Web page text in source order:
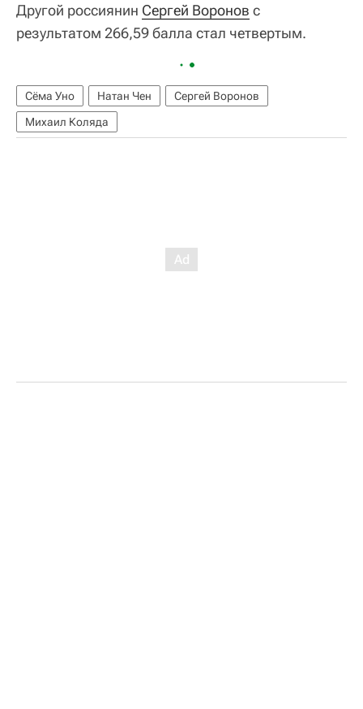
Другой россиянин Сергей Воронов с
результатом 266,59 балла стал четвертым.
Сёма Уно Натан Чен
Сергей Воронов
Михаил Коляда